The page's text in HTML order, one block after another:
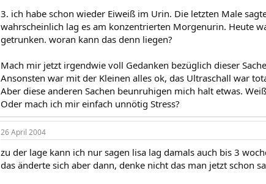
3. ich habe schon wieder Eiweiß im Urin. Die letzten Male
wahrscheinlich lag es am konzentrierten Morgenurin. Heute
getrunken. woran kann das denn liegen?
Mach mir jetzt irgendwie voll Gedanken bezüglich dieser
Ansonsten war mit der Kleinen alles ok, das Ultraschall war
Aber diese anderen Sachen beunruhigen mich halt etwas.
Oder mach ich mir einfach unnötig Stress?
26 April 2004
zu der lage kann ich nur sagen lisa lag damals auch bis 3
das änderte sich aber dann, denke nicht das man jetzt schon